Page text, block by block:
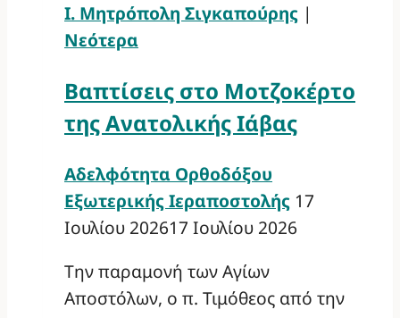
Ι. Μητρόπολη Σιγκαπούρης |
Νεότερα
Βαπτίσεις στο Μοτζοκέρτο
της Ανατολικής Ιάβας
Αδελφότητα Ορθοδόξου
Εξωτερικής Ιεραποστολής 17
Ιουλίου 202617 Ιουλίου 2026
Την παραμονή των Αγίων
Αποστόλων, ο π. Τιμόθεος από την